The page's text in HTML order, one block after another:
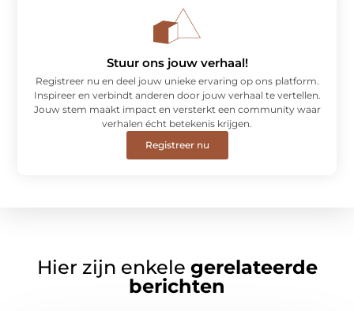
Stuur ons jouw verhaal!
Registreer nu en deel jouw unieke ervaring op ons platform.
Inspireer en verbindt anderen door jouw verhaal te vertellen.
Jouw stem maakt impact en versterkt een community waar
verhalen écht betekenis krijgen.
Registreer nu
Hier zijn enkele gerelateerde
berichten